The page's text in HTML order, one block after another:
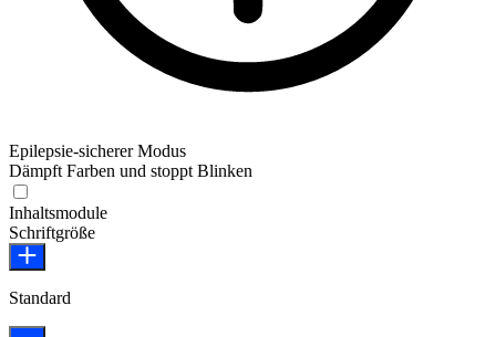
Epilepsie-sicherer Modus
Dämpft Farben und stoppt Blinken
Inhaltsmodule
Schriftgröße
Standard